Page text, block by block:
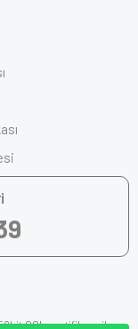
SSL sertifikası ile